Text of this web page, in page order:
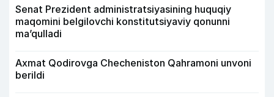
Senat Prezident administratsiyasining huquqiy
maqomini belgilovchi konstitutsiyaviy qonunni
ma’qulladi
Axmat Qodirovga Checheniston Qahramoni unvoni
berildi